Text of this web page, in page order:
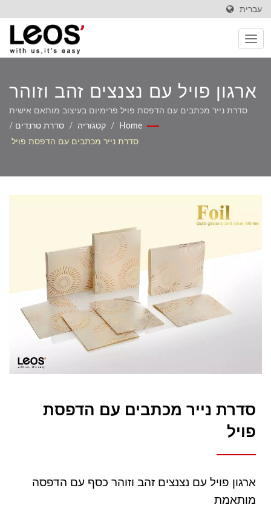
עברית
ארגון פויל עם נצנצים זהב וזוהר
כסף עם הדפסה מותאמת
סדרת נייר מכתבים עם הדפסת פויל פרימיום בעיצוב מותאם אישית
ושירותי הדפסת לוגו
Home
/ קטגוריה / סדרת טרנדים /
סדרת נייר מכתבים עם הדפסת פויל
סדרת נייר מכתבים עם הדפסת
פויל
ארגון פויל עם נצנצים זהב וזוהר כסף עם הדפסה
מותאמת